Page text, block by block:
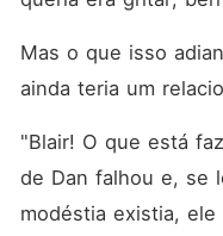
Mas o que isso
ainda teria um
"Blair! O que está
de Dan falhou e, se
modéstia existia,